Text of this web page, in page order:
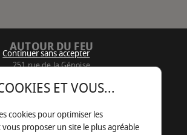
AUTOUR DU FEU
251 rue de la Génoise
05 45 22 98 09
Nous envoyer un e-mail
Continuer sans accepter
ET VOUS...
cookies pour optimiser les
proposer un site le plus agréable